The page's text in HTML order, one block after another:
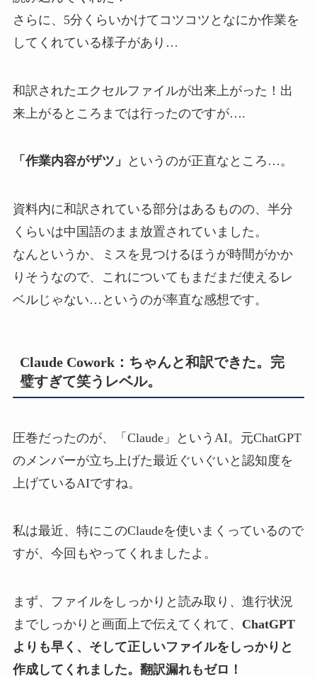
さらに、5分くらいかけてコツコツとなにか作業を
してくれている様子があり…
和訳されたエクセルファイルが出来上がった！出
来上がるところまでは行ったのですが….
「作業内容がザツ」 というのが正直なところ…。
資料内に和訳されている部分はあるものの、半分
くらいは中国語のまま放置されていました。
なんというか、ミスを見つけるほうが時間がかか
りそうなので、これについてもまだまだ使えるレ
ベルじゃない…というのが率直な感想です。
Claude Cowork：ちゃんと和訳できた。完
璧すぎて笑うレベル。
圧巻だったのが、「Claude」というAI。元ChatGPT
のメンバーが立ち上げた最近ぐいぐいと認知度を
上げているAIですね。
私は最近、特にこのClaudeを使いまくっているので
すが、今回もやってくれましたよ。
まず、ファイルをしっかりと読み取り、進行状況
までしっかりと画面上で伝えてくれて、 ChatGPT
よりも早く、そして正しいファイルをしっかりと
作成してくれました。翻訳漏れもゼロ！